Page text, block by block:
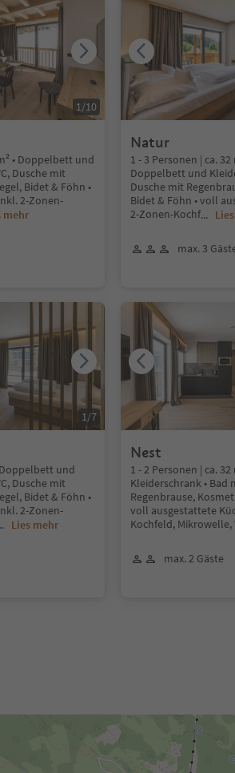
• Doppelbett und
Dusche mit
Bidet & Föhn •
2-Zonen-
mehr
1/10
Natur
1 - 3 Personen | ca.
Doppelbett und
Dusche mit
Bidet & Föhn • voll
2-Zonen-Kochf...
max. 3
Doppelbett und
Dusche mit
Bidet & Föhn •
2-Zonen-
Lies mehr
1/7
Nest
1 - 2 Personen | ca.
Kleiderschrank • Bad
Regenbrause,
voll ausgestattete
Kochfeld, Mikrowelle,
max. 2 Gäste